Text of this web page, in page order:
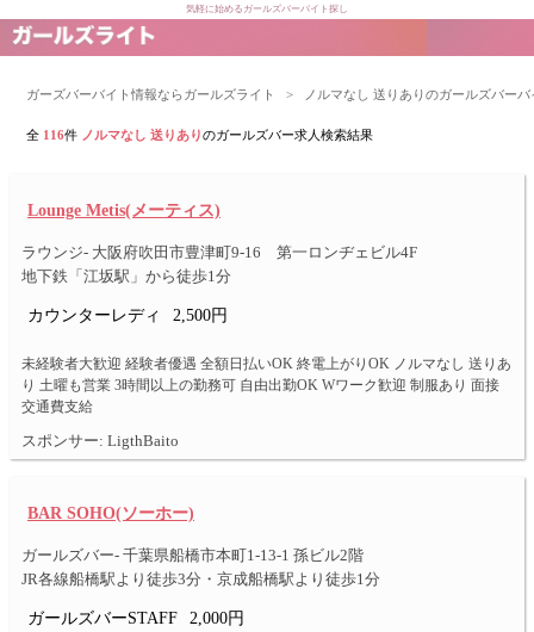
気軽に始めるガールズバーバイト探し
ガーズバーバイト情報ならガールズライト > ノルマなし 送りありのガールズバー
全 116件 ノルマなし 送りありのガールズバー求人検索結果
Lounge Metis(メーティス)
ラウンジ- 大阪府吹田市豊津町9-16 第一ロンヂェビル4F
地下鉄「江坂駅」から徒歩1分
カウンターレディ 2,500円
未経験者大歓迎 経験者優遇 全額日払いOK 終電上がりOK ノルマなし 送りあ
り 土曜も営業 3時間以上の勤務可 自由出勤OK Wワーク歓迎 制服あり 面接
交通費支給
スポンサー: LigthBaito
BAR SOHO(ソーホー)
ガールズバー- 千葉県船橋市本町1-13-1 孫ビル2階
JR各線船橋駅より徒歩3分・京成船橋駅より徒歩1分
ガールズバーSTAFF 2,000円